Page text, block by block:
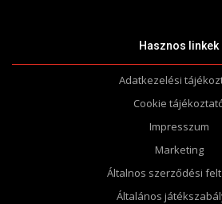
Hasznos linkek
Adatkezelési
Cookie
Impresszum
Marketing
Általnos szerződési
Általános